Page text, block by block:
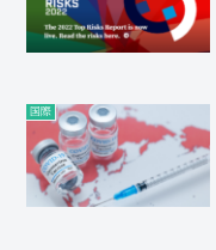
国際